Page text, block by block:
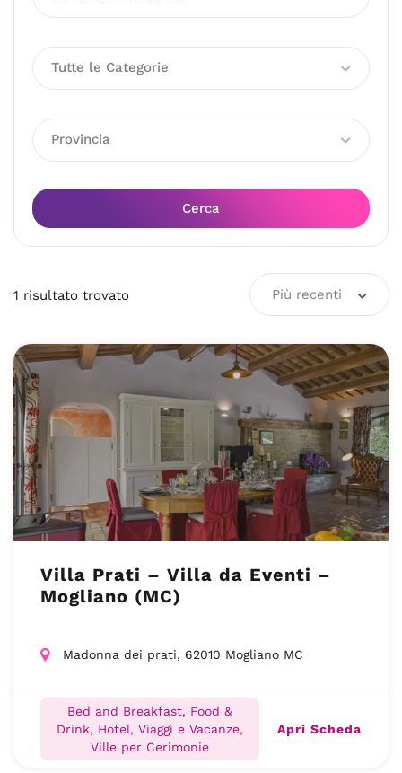
Tutte le Categorie
Provincia
Cerca
1 risultato trovato Più recenti
Villa Prati – Villa da Eventi –
Mogliano (MC)
Madonna dei prati, 62010 Mogliano MC
Bed and Breakfast, Food &
Drink, Hotel, Viaggi e Vacanze,
Ville per Cerimonie
Apri Scheda